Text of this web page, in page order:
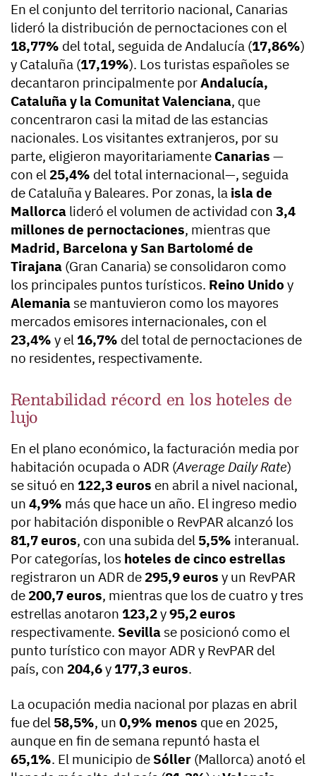
En el conjunto del territorio nacional, Canarias
lideró la distribución de pernoctaciones con el
18,77% del total, seguida de Andalucía (17,86%)
y Cataluña (17,19%). Los turistas españoles se
decantaron principalmente porAndalucía,
Cataluña y la Comunitat Valenciana, que
concentraron casi la mitad de las estancias
nacionales. Los visitantes extranjeros, por su
parte, eligieron mayoritariamente Canarias —
con el 25,4% del total internacional—, seguida
de Cataluña y Baleares. Por zonas, la isla de
Mallorca lideró el volumen de actividad con 3,4
millones de pernoctaciones, mientras que
Madrid, Barcelona y San Bartolomé de
Tirajana (Gran Canaria) se consolidaron como
los principales puntos turísticos. Reino Unido y
Alemania se mantuvieron como los mayores
mercados emisores internacionales, con el
23,4% y el 16,7% del total de pernoctaciones de
no residentes, respectivamente.
Rentabilidad récord en los hoteles de
lujo
En el plano económico, la facturación media por
habitación ocupada o ADR (Average Daily Rate)
se situó en 122,3 euros en abril a nivel nacional,
un 4,9% más que hace un año. El ingreso medio
por habitación disponible o RevPAR alcanzó los
81,7 euros, con una subida del 5,5% interanual.
Por categorías, los hoteles de cinco estrellas
registraron un ADR de 295,9 euros y un RevPAR
de 200,7 euros, mientras que los de cuatro y tres
estrellas anotaron 123,2y95,2 euros
respectivamente. Sevilla se posicionó como el
punto turístico con mayor ADR y RevPAR del
país, con 204,6y 177,3 euros.
La ocupación media nacional por plazas en abril
fue del 58,5%, un 0,9% menos que en 2025,
aunque en fin de semana repuntó hasta el
65,1%. El municipio de Sóller (Mallorca) anotó el